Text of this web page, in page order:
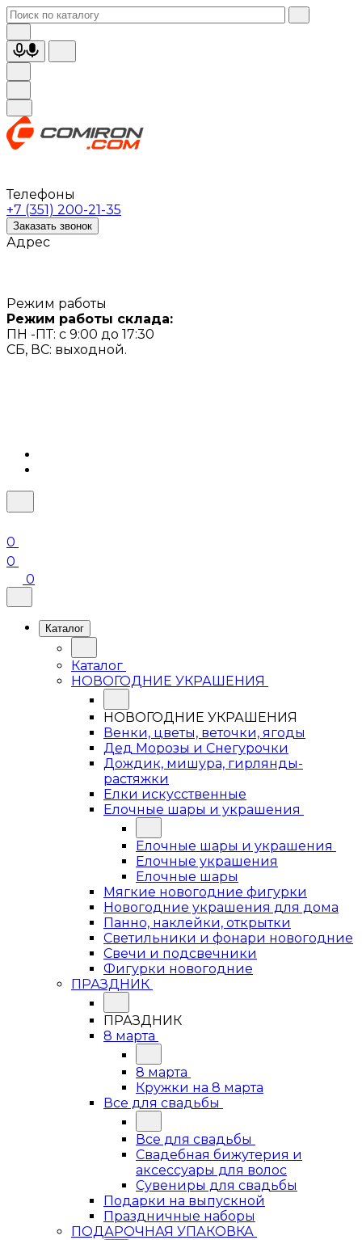
Телефоны
+7 (351) 200-21-35
Заказать звонок
Адрес
Режим работы
Режим работы склада:
ПН -ПТ: с 9:00 до 17:30
СБ, ВС: выходной.
0
0
0
Каталог
Каталог
НОВОГОДНИЕ УКРАШЕНИЯ
НОВОГОДНИЕ УКРАШЕНИЯ
Венки, цветы, веточки, ягоды
Дед Морозы и Снегурочки
Дождик, мишура, гирлянды-
растяжки
Елки искусственные
Елочные шары и украшения
Елочные шары и украшения
Елочные украшения
Елочные шары
Мягкие новогодние фигурки
Новогодние украшения для дома
Панно, наклейки, открытки
Светильники и фонари новогодние
Свечи и подсвечники
Фигурки новогодние
ПРАЗДНИК
ПРАЗДНИК
8 марта
8 марта
Кружки на 8 марта
Все для свадьбы
Все для свадьбы
Свадебная бижутерия и
аксессуары для волос
Сувениры для свадьбы
Подарки на выпускной
Праздничные наборы
ПОДАРОЧНАЯ УПАКОВКА